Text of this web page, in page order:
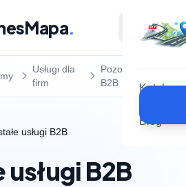
.
Katalog
Blog
Usługi dla
firm
Pozostałe usługi
B2B
usługi B2B
usługi B2B